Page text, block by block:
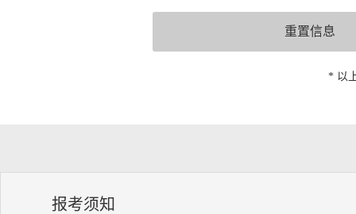
* 以
报考须知